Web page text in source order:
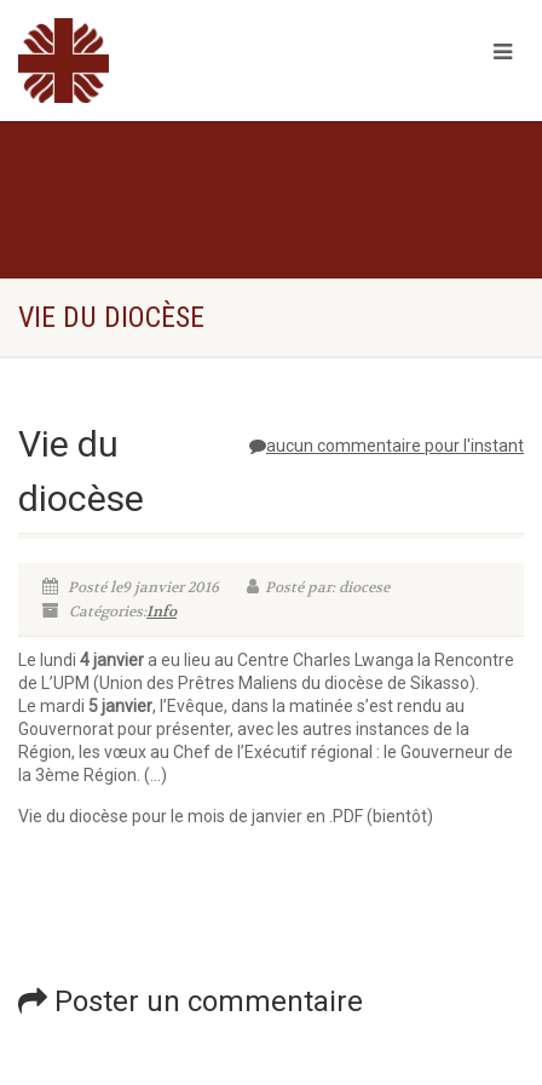
VIE DU DIOCÈSE
aucun commentaire pour l'instant
Vie du
diocèse
Posté le9 janvier 2016
Posté par: diocese
Catégories:Info
Le lundi 4 janviera eu lieu au Centre Charles Lwanga la Rencontre
de L’UPM (Union des Prêtres Maliens du diocèse de Sikasso).
Le mardi 5 janvier, l’Evêque, dans la matinée s’est rendu au
Gouvernorat pour présenter, avec les autres instances de la
Région, les vœux au Chef de l’Exécutif régional : le Gouverneur de
la 3ème Région. (…)
Vie du diocèse pour le mois de janvier en .PDF (bientôt)
Poster un commentaire